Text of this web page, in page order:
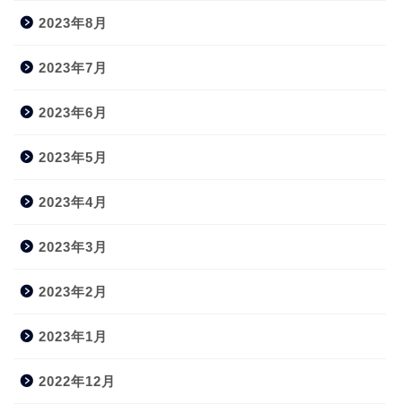
2023年8月
2023年7月
2023年6月
2023年5月
2023年4月
2023年3月
2023年2月
2023年1月
2022年12月